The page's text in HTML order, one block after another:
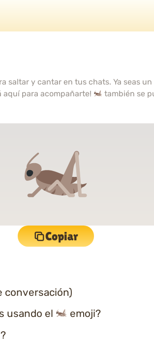
saltar y cantar en tus chats. Ya seas
aquí para acompañarte!
también se
Copiar
conversación)
usando el
emoji?
?